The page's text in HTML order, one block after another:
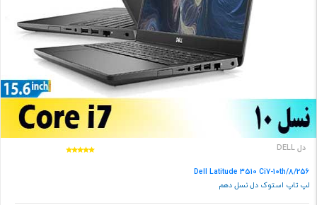
دل DELL
Dell Latitude 3510 Ci7-10th/8/256
لپ تاپ استوک دل نسل دهم